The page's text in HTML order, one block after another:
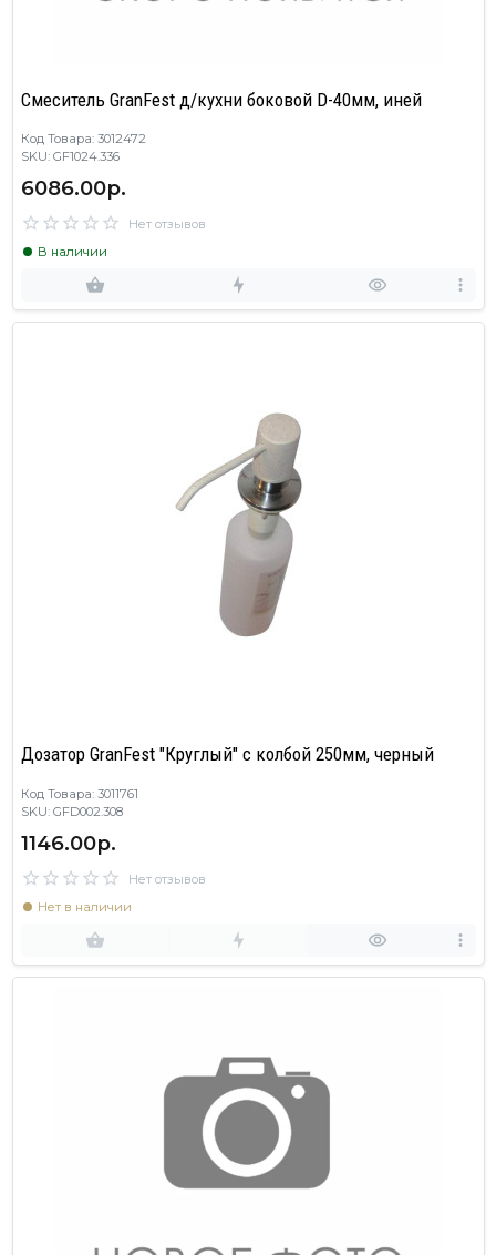
Смеситель GranFest д/кухни боковой D-40мм, иней
Код Товара: 3012472
SKU: GF1024.336
6086.00р.
Нет отзывов
В наличии
Дозатор GranFest "Круглый" с колбой 250мм, черный
Код Товара: 3011761
SKU: GFD002.308
1146.00р.
Нет отзывов
Нет в наличии